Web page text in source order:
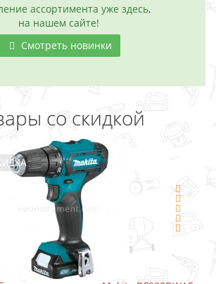
ассортимента уже здесь,
на нашем сайте!
Смотреть новинки
со скидкой
-5%СКИДКА